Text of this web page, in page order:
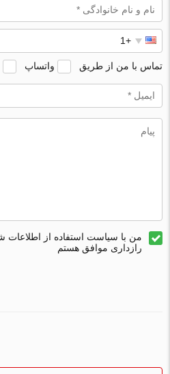
تماس با من از طریق واتساپ
من با سیاست استفاده از
رازداری موافق هستم